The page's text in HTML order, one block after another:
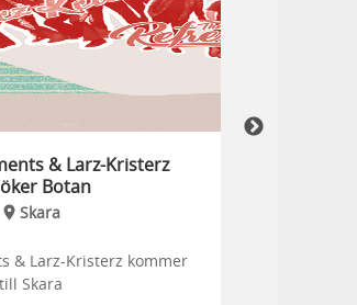
& Larz-Kristerz
Botan
Skara
& Larz-Kristerz kommer
till Skara